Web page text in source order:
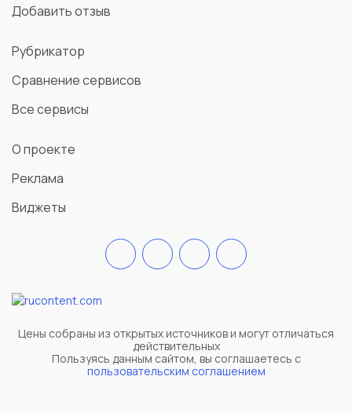
Добавить отзыв
Рубрикатор
Сравнение сервисов
Все сервисы
О проекте
Реклама
Виджеты
Цены собраны из открытых источников и могут отличаться
действительных
Пользуясь данным сайтом, вы соглашаетесь c
пользовательским соглашением